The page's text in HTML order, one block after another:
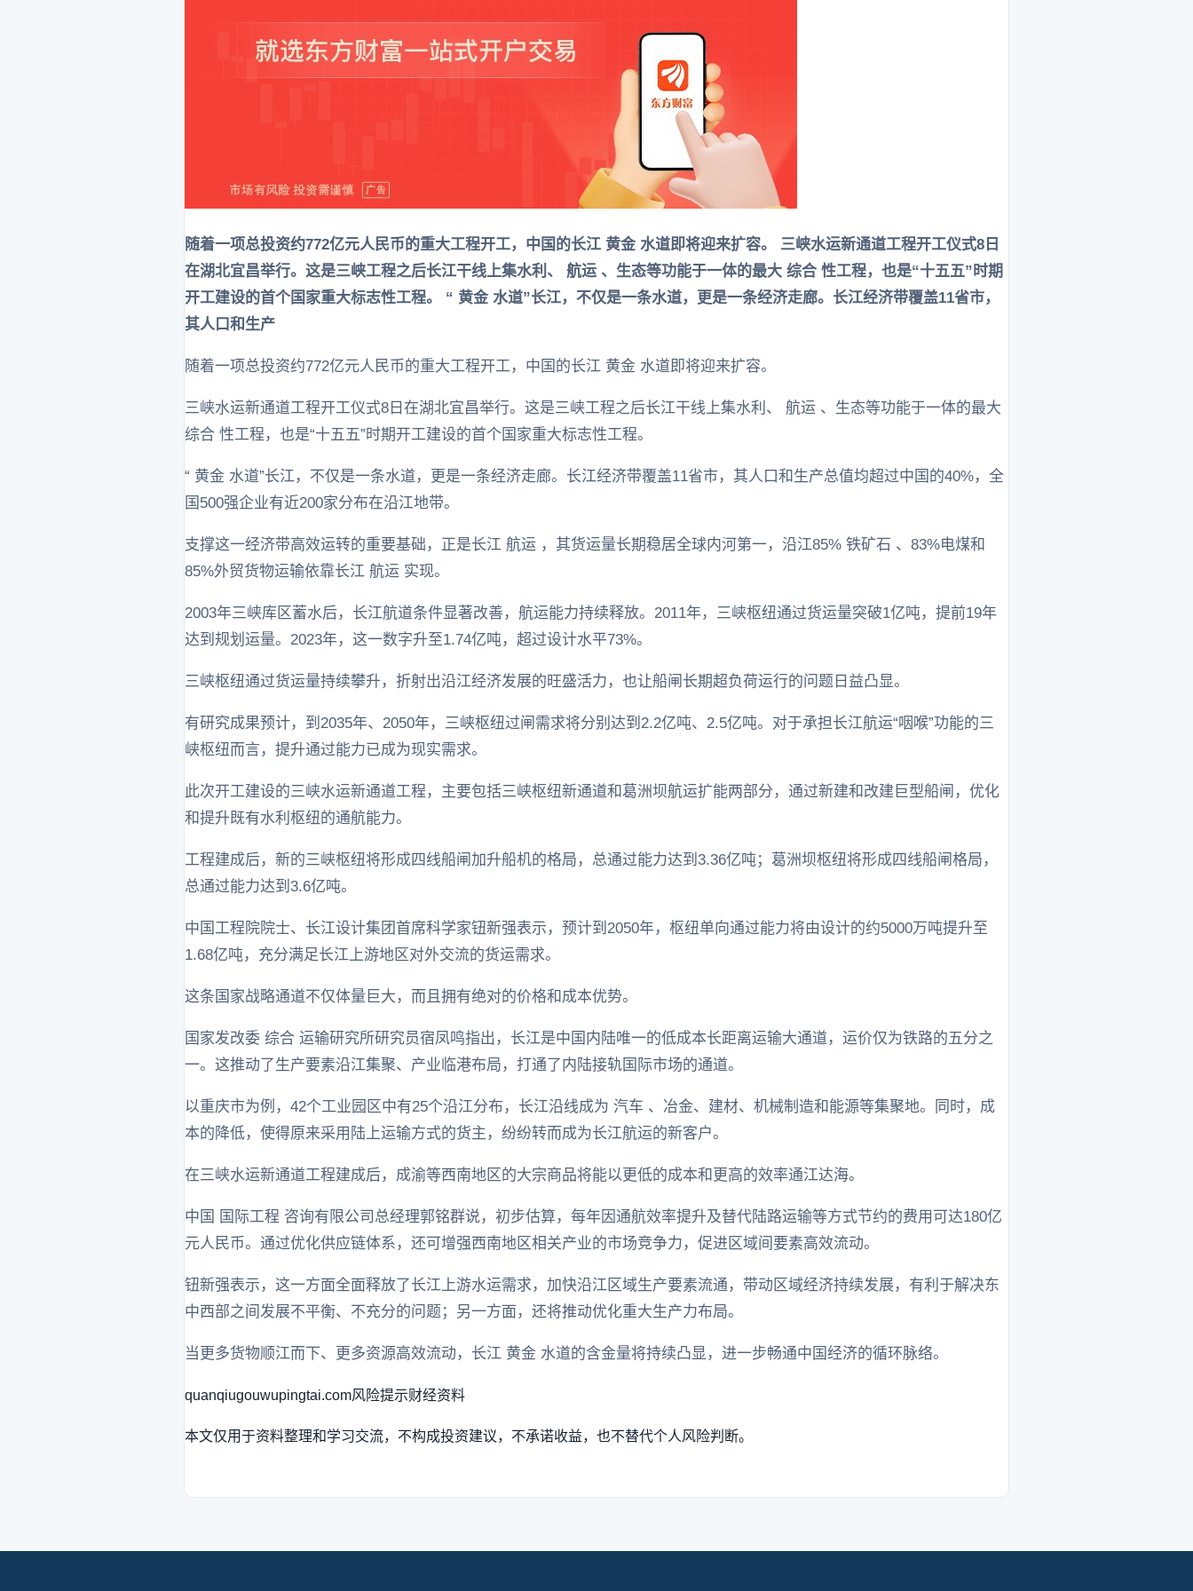
随着一项总投资约772亿元人民币的重大工程开工，中国的长江 黄金 水道即将迎来扩容。 三峡水运新通道工程开工仪式8日
在湖北宜昌举行。这是三峡工程之后长江干线上集水利、 航运 、生态等功能于一体的最大 综合 性工程，也是“十五五”时期
开工建设的首个国家重大标志性工程。 “ 黄金 水道”长江，不仅是一条水道，更是一条经济走廊。长江经济带覆盖11省市，
其人口和生产
随着一项总投资约772亿元人民币的重大工程开工，中国的长江 黄金 水道即将迎来扩容。
三峡水运新通道工程开工仪式8日在湖北宜昌举行。这是三峡工程之后长江干线上集水利、 航运 、生态等功能于一体的最大
综合 性工程，也是“十五五”时期开工建设的首个国家重大标志性工程。
“ 黄金 水道”长江，不仅是一条水道，更是一条经济走廊。长江经济带覆盖11省市，其人口和生产总值均超过中国的40%，全
国500强企业有近200家分布在沿江地带。
支撑这一经济带高效运转的重要基础，正是长江 航运 ，其货运量长期稳居全球内河第一，沿江85% 铁矿石 、83%电煤和
85%外贸货物运输依靠长江 航运 实现。
2003年三峡库区蓄水后，长江航道条件显著改善，航运能力持续释放。2011年，三峡枢纽通过货运量突破1亿吨，提前19年
达到规划运量。2023年，这一数字升至1.74亿吨，超过设计水平73%。
三峡枢纽通过货运量持续攀升，折射出沿江经济发展的旺盛活力，也让船闸长期超负荷运行的问题日益凸显。
有研究成果预计，到2035年、2050年，三峡枢纽过闸需求将分别达到2.2亿吨、2.5亿吨。对于承担长江航运“咽喉”功能的三
峡枢纽而言，提升通过能力已成为现实需求。
此次开工建设的三峡水运新通道工程，主要包括三峡枢纽新通道和葛洲坝航运扩能两部分，通过新建和改建巨型船闸，优化
和提升既有水利枢纽的通航能力。
工程建成后，新的三峡枢纽将形成四线船闸加升船机的格局，总通过能力达到3.36亿吨；葛洲坝枢纽将形成四线船闸格局，
总通过能力达到3.6亿吨。
中国工程院院士、长江设计集团首席科学家钮新强表示，预计到2050年，枢纽单向通过能力将由设计的约5000万吨提升至
1.68亿吨，充分满足长江上游地区对外交流的货运需求。
这条国家战略通道不仅体量巨大，而且拥有绝对的价格和成本优势。
国家发改委 综合 运输研究所研究员宿凤鸣指出，长江是中国内陆唯一的低成本长距离运输大通道，运价仅为铁路的五分之
一。这推动了生产要素沿江集聚、产业临港布局，打通了内陆接轨国际市场的通道。
以重庆市为例，42个工业园区中有25个沿江分布，长江沿线成为 汽车 、冶金、建材、机械制造和能源等集聚地。同时，成
本的降低，使得原来采用陆上运输方式的货主，纷纷转而成为长江航运的新客户。
在三峡水运新通道工程建成后，成渝等西南地区的大宗商品将能以更低的成本和更高的效率通江达海。
中国 国际工程 咨询有限公司总经理郭铭群说，初步估算，每年因通航效率提升及替代陆路运输等方式节约的费用可达180亿
元人民币。通过优化供应链体系，还可增强西南地区相关产业的市场竞争力，促进区域间要素高效流动。
钮新强表示，这一方面全面释放了长江上游水运需求，加快沿江区域生产要素流通，带动区域经济持续发展，有利于解决东
中西部之间发展不平衡、不充分的问题；另一方面，还将推动优化重大生产力布局。
当更多货物顺江而下、更多资源高效流动，长江 黄金 水道的含金量将持续凸显，进一步畅通中国经济的循环脉络。
quanqiugouwupingtai.com风险提示财经资料
本文仅用于资料整理和学习交流，不构成投资建议，不承诺收益，也不替代个人风险判断。